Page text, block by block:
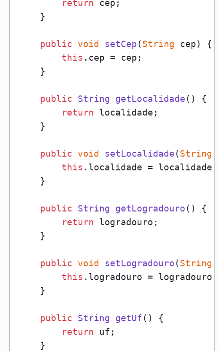
return cep;
    }
public void setCep(String cep) {
this . cep = cep;
    }
public String getLocalidade( ) {
return localidade;
    }
public void setLocalidade(String
this . localidade = localidade;
    }
public String getLogradouro( ) {
return logradouro;
    }
public void setLogradouro(String
this . logradouro = logradouro;
    }
public String getUf( ) {
return uf;
    }